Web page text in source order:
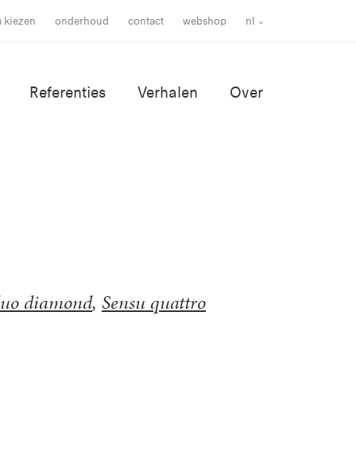
kiezen onderhoud contact webshop nl
Referenties Verhalen Over
diamond, Sensu quattro